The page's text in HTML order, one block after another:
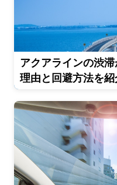
アクアラインの渋
理由と回避方法を紹